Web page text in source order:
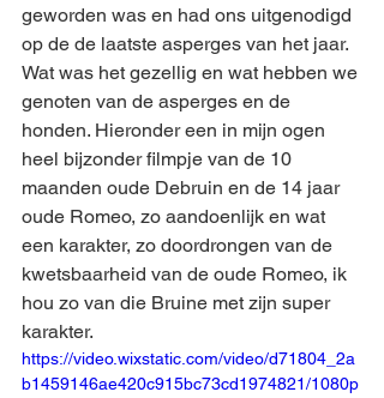
geworden was en had ons uitgenodigd
op de de laatste asperges van het jaar.
Wat was het gezellig en wat hebben we
genoten van de asperges en de
honden. Hieronder een in mijn ogen
heel bijzonder filmpje van de 10
maanden oude Debruin en de 14 jaar
oude Romeo, zo aandoenlijk en wat
een karakter, zo doordrongen van de
kwetsbaarheid van de oude Romeo, ik
hou zo van die Bruine met zijn super
karakter.
https://video.wixstatic.com/video/d71804_2a
b1459146ae420c915bc73cd1974821/1080p